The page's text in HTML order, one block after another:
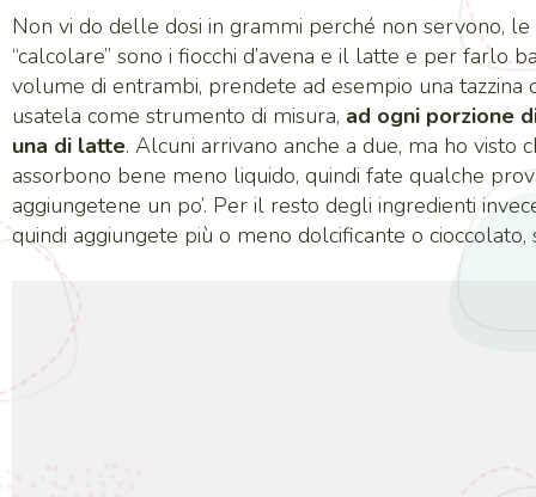
Non vi do delle dosi in grammi perché non servono, le
“calcolare” sono i fiocchi d’avena e il latte e per farlo
volume di entrambi, prendete ad esempio una tazzina
usatela come strumento di misura, ad ogni porzione
una di latte. Alcuni arrivano anche a due, ma ho visto
assorbono bene meno liquido, quindi fate qualche
aggiungetene un po’. Per il resto degli ingredienti
quindi aggiungete più o meno dolcificante o cioccolato,